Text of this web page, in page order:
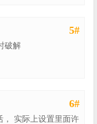
5#
破解
6#
， 实际上设置里面许